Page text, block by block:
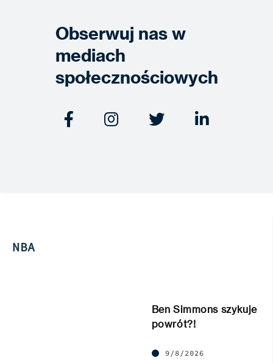
Obserwuj nas w
mediach
społecznościowych
   
NBA
Ben Simmons szykuje
powrót?!
9/8/2026